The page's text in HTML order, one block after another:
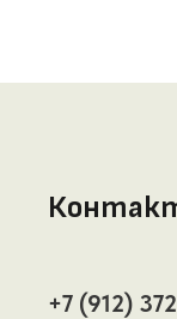
+7 (912)